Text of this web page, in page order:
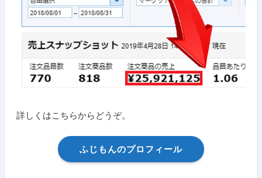
詳しくはこちらからどうぞ。
ふじもんのプロフィール